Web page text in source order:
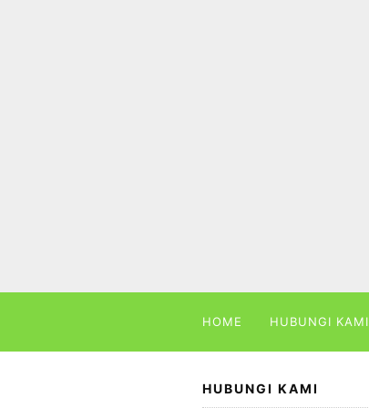
HOME HUBUNGI KAMI
HUBUNGI KAMI